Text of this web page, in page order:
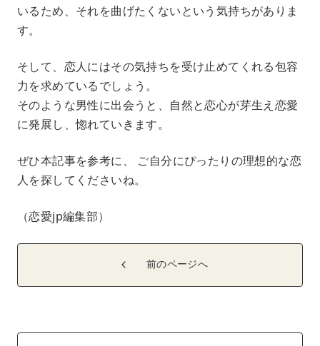
いるため、それを曲げたくないという気持ちがありま
す。
そして、恋人にはその気持ちを受け止めてくれる包容
力を求めているでしょう。
そのような男性に出会うと、自然と恋心が芽生え恋愛
に発展し、惚れていきます。
ぜひ本記事を参考に、 ご自分にぴったりの理想的な恋
人を探してくださいね。
（恋愛jp編集部）
前のページへ